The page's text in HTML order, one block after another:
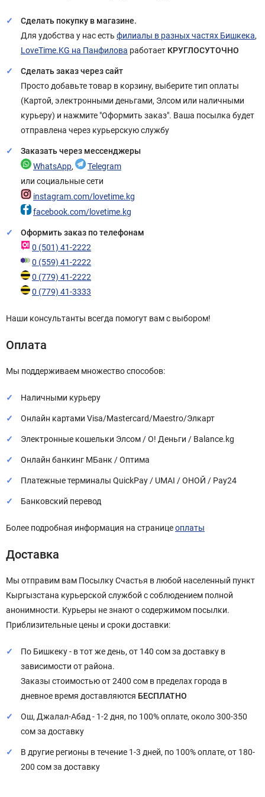
Сделать покупку в магазине.
Для удобства у нас есть филиалы в разных частях Бишкека,
LoveTime.KG на Панфилова работает КРУГЛОСУТОЧНО
Сделать заказ через сайт
Просто добавьте товар в корзину, выберите тип оплаты
(Картой, электронными деньгами, Элсом или наличными
курьеру) и нажмите "Оформить заказ". Ваша посылка будет
отправлена через курьерскую службу
Заказать через мессенджеры
WhatsApp,
Telegram
или социальные сети
instagram.com/lovetime.kg
facebook.com/lovetime.kg
Оформить заказ по телефонам
0 (501) 41-2222
0 (559) 41-2222
0 (779) 41-2222
0 (779) 41-3333
Наши консультанты всегда помогут вам с выбором!
Оплата
Мы поддерживаем множество способов:
Наличными курьеру
Онлайн картами Visa/Mastercard/Maestro/Элкарт
Электронные кошельки Элсом / О! Деньги / Balance.kg
Онлайн банкинг МБанк / Оптима
Платежные терминалы QuickPay / UMAI / ОНОЙ / Pay24
Банковский перевод
Более подробная информация на страницеоплаты
Доставка
Мы отправим вам Посылку Счастья в любой населенный пункт
Кыргызстана курьерской службой с соблюдением полной
анонимности. Курьеры не знают о содержимом посылки.
Приблизительные цены и сроки доставки:
По Бишкеку - в тот же день, от 140 сом за доставку в
зависимости от района.
Заказы стоимостью от 2400 сом в пределах города в
дневное время доставляются БЕСПЛАТНО
Ош, Джалал-Абад - 1-2 дня, по 100% оплате, около 300-350
сом за доставку
В другие регионы в течение 1-3 дней, по 100% оплате, от 180-
200 сом за доставку